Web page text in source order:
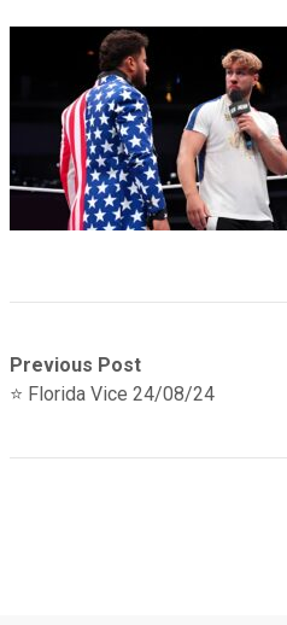
Previous Post
⭐️ Florida Vice 24/08/24